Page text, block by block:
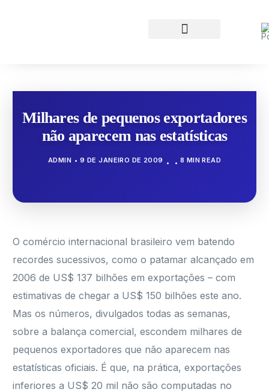
Milhares de pequenos exportadores
não aparecem nas estatísticas
ADMIN 9 DE JANEIRO DE 2009 8 MIN READ
O comércio internacional brasileiro vem batendo
recordes sucessivos, como o patamar alcançado em
2006 de US$ 137 bilhões em exportações – com
estimativas de chegar a US$ 150 bilhões este ano.
Mas os números, divulgados todas as semanas,
sobre a balança comercial, escondem milhares de
pequenos exportadores que não aparecem nas
estatísticas oficiais. É que, na prática, exportações
inferiores a US$ 20 mil não são computadas no